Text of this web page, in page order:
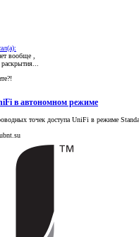
вообще ,
в автономном режиме
точек доступа UniFi в режиме